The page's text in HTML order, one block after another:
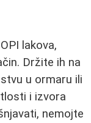
lakova,
Držite ih na
u ormaru ili
i izvora
nemojte